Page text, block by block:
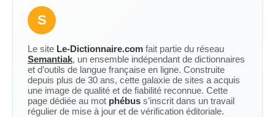
S
Le site Le-Dictionnaire.com fait partie du réseau
Semantiak, un ensemble indépendant de dictionnaires
et d’outils de langue française en ligne. Construite
depuis plus de 30 ans, cette galaxie de sites a acquis
une image de qualité et de fiabilité reconnue. Cette
page dédiée au mot phébus s’inscrit dans un travail
régulier de mise à jour et de vérification éditoriale.